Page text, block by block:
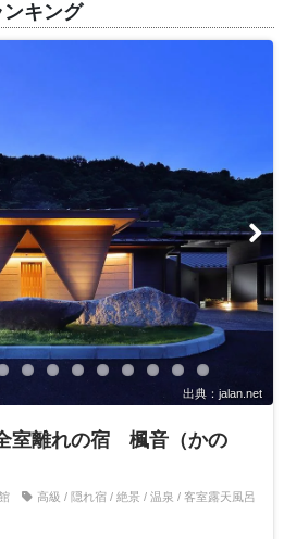
キング
出典：jalan.net
室離れの宿 楓音（かの
高級 / 隠れ宿 / 絶景 / 温泉 / 客室露天風呂